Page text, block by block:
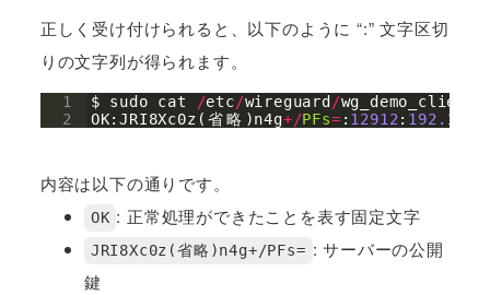
正しく受け付けられると、以下のように “:” 文字区切
りの文字列が得られます。
1
2
$ sudo cat /etc/wireguard /wg_demo_client
OK:JRI8Xc0z ( 省 略 )n4g+/PFs= : 12912:
内容は以下の通りです。
OK : 正常処理ができたことを表す固定文字
JRI8Xc0z(省略)n4g+/PFs= : サーバーの公開
鍵